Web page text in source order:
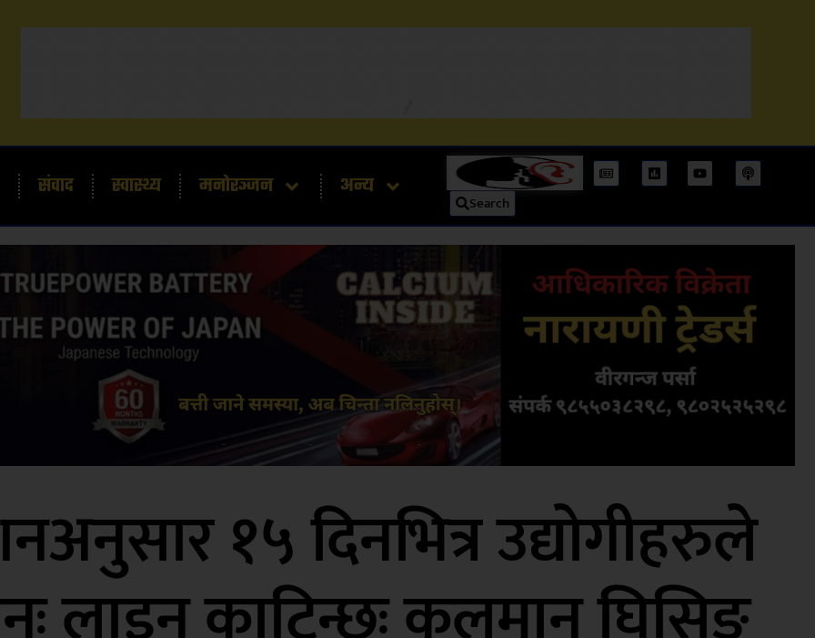
संवाद स्वास्थ्य मनोरञ्जन अन्य
Search
१५ दिनभित्र उद्योगीहरुले